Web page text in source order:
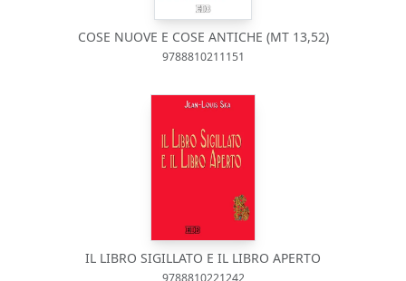
COSE NUOVE E COSE ANTICHE (MT 13,52)
9788810211151
IL LIBRO SIGILLATO E IL LIBRO APERTO